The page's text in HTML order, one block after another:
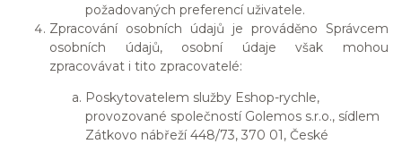
požadovaných preferencí uživatele.
Zpracování osobních údajů je prováděno Správcem
osobních údajů, osobní údaje však mohou
zpracovávat i tito zpracovatelé:
Poskytovatelem služby Eshop-rychle,
provozované společností Golemos s.r.o., sídlem
Zátkovo nábřeží 448/73, 370 01, České